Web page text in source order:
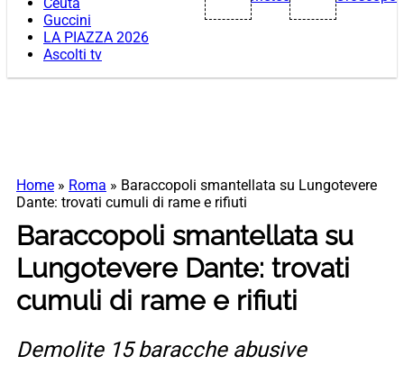
Ceuta
Guccini
LA PIAZZA 2026
Ascolti tv
Home » Roma » Baraccopoli smantellata su Lungotevere
Dante: trovati cumuli di rame e rifiuti
Baraccopoli smantellata su
Lungotevere Dante: trovati
cumuli di rame e rifiuti
Demolite 15 baracche abusive